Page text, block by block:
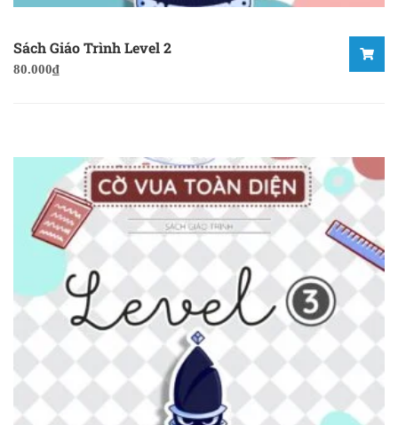
Sách Giáo Trình Level 2
80.000₫